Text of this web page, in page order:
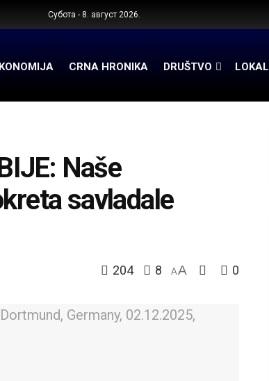
Субота - 8. август 2026.
CRNA HRONIKA DRUŠTVO LOKAL
Naše
savladale
204 8 AA 0